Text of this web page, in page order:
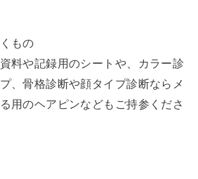
もの
料や記録用のシートや、カラー診
、骨格診断や顔タイプ診断ならメ
用のヘアピンなどもご持参くださ